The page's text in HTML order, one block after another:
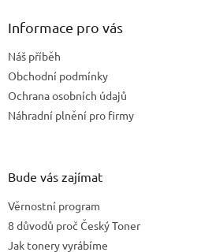
Informace pro vás
Náš příběh
Obchodní podmínky
Ochrana osobních údajů
Náhradní plnění pro firmy
Bude vás zajímat
Věrnostní program
8 důvodů proč Český Toner
Jak tonery vyrábíme